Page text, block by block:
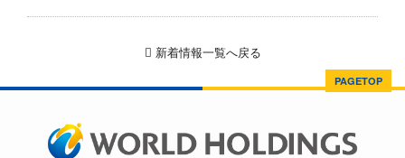
新着情報一覧へ戻る
PAGETOP